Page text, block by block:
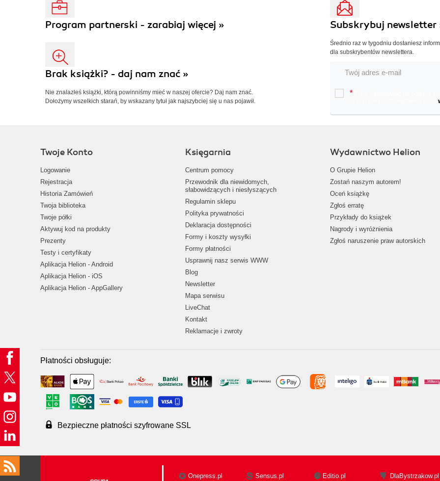
Program partnerski - zarabiaj więcej »
Brak książki? - daj nam znać »
Nie znalazłeś książki, którą powinniśmy mieć w naszej ofercie? Daj nam znać.
Dołożymy wszelkich starań, by wskazany tytuł jak najszybciej się u nas pojawił.
Subskrybuj newsletter
Średnio raz w tygodniu dostaniesz
dla subskrybentów newslettera.
*
Twoje Konto
Logowanie
Rejestracja
Historia Zamówień
Twoja biblioteka
Twoje półki
Aktywuj kod na produkty
Prezenty
Testy i certyfikaty
Aplikacja Helion - Android
Aplikacja Helion - iOS
Aplikacja Helion - AppGallery
Księgarnia
Centrum pomocy
Przewodnik dla niewidomych,
słabowidzących i niesłyszących
Regulamin sklepu
Polityka prywatności
Deklaracja dostępności
Formy i koszty wysyłki
Formy płatności
Usprawnij nasz serwis WWW
Blog
Newsletter
Mapa serwisu
LiveChat
Kontakt
Reklamacje i zwroty
Wydawnictwo Helion
O Grupie Helion
Zostań naszym autorem!
Oceń książkę
Zgłoś erratę
Przykłady do książek
Nagrody i wyróżnienia
Zgłoś naruszenie praw autorskich
Płatności obsługuje:
Bezpieczne płatności szyfrowane SSL
Onepress.pl Sensus.pl Editio.pl DlaBystrzakow.pl